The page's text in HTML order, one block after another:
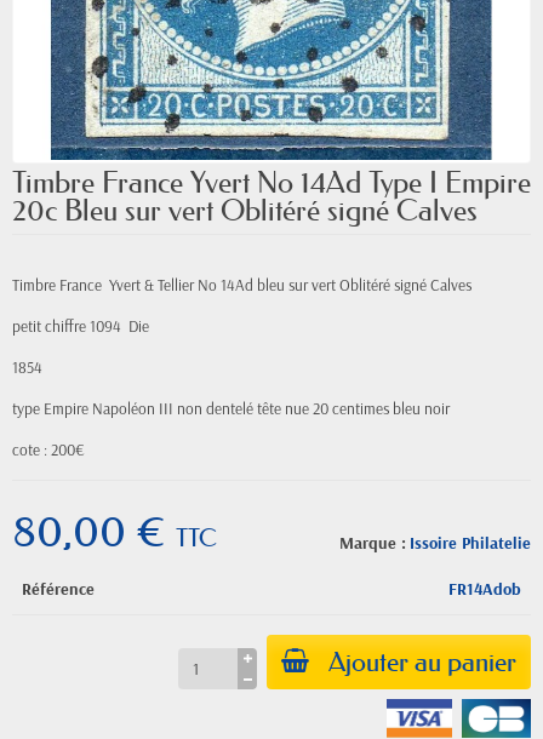
Timbre France Yvert No 14Ad Type I Empire
20c Bleu sur vert Oblitéré signé Calves
Timbre France Yvert & TellierNo14Ad bleu sur vert Oblitéré signé Calves
petit chiffre 1094 Die
1854
type Empire Napoléon III non dentelé tête nue 20 centimes bleu noir
cote : 200€
Marque : Issoire Philatelie
80,00 € TTC
Référence FR14Adob
Ajouter au panier